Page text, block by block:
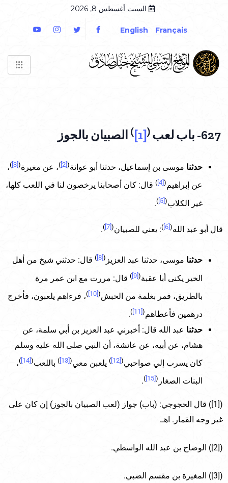
السبت أغسطس 8, 2026
Français
English
(
[1]
) الصبيان بالجوز
حدثنا موسى بن إسماعيل، حدثنا أبو عوانة(
)، عن مغيرة(
)،
عن إبراهيم(
) قال: كان أصحابنا يرخصون لنا في اللعب كلها،
غير الكلاب(
)
.
قال أبو عبد الله(
): يعني للصبيان(
)
.
حدثنا موسى، حدثنا عبد العزيز (
) قال: حدثني شيخ من أهل
الخير يكنى أبا عقبة(
[9]
) قال: مررت مع ابن عمر مرة
بالطريق، فمر بغلمة من الحبش(
)، فرءاهم يلعبون، فأخرج
درهمين فأعطاهم(
)
.
حدثنا عبد الله قال: أخبرني عبد العزيز بن أبي سلمة، عن
هشام، عن أبيه، عن عائشة، أن النبي صلى الله عليه وسلم
كان يسرب إلي صواحبي(
[12]
) يلعبن معي(
[13]
) باللعب(
[14]
)،
البنات الصغار (
)
.
([1]) قال الحجوجي: (باب) جواز (لعب الصبيان بالجوز) إن كان على
غير وجه القمار. اهـ.
([2]) الوضاح بن عبد الله الواسطي.
([3]) المغيرة بن مقسم الضبي.